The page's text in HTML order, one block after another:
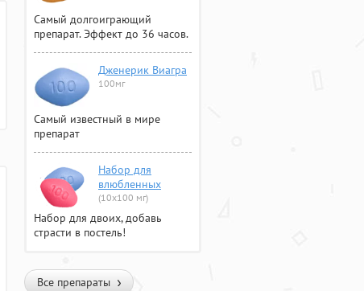
Самый долгоиграющий
препарат. Эффект до 36 часов.
Дженерик Виагра
100мг
Самый известный в мире
препарат
Набор для
влюбленных
(10х100 мг)
Набор для двоих, добавь
страсти в постель!
Все препараты